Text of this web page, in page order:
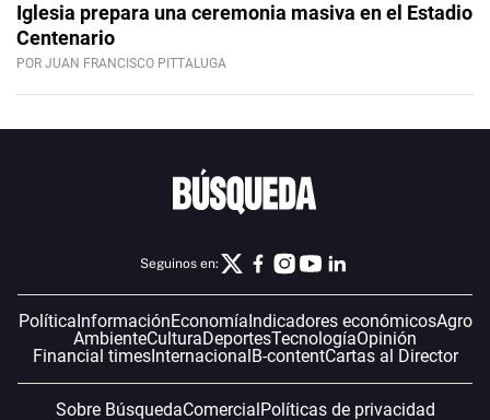
Iglesia prepara una ceremonia masiva en el Estadio
Centenario
POR JUAN FRANCISCO PITTALUGA
Seguinos en:
PolíticaInformaciónEconomíaIndicadores económicosAgro
AmbienteCulturaDeportesTecnologíaOpinión
Financial timesInternacionalB-contentCartas al Director
Sobre BúsquedaComercialPolíticas de privacidad